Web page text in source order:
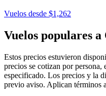
Vuelos desde $1,262
Vuelos populares a
Estos precios estuvieron
precios se cotizan por
especificado. Los precios y la
previo aviso. Aplican términos